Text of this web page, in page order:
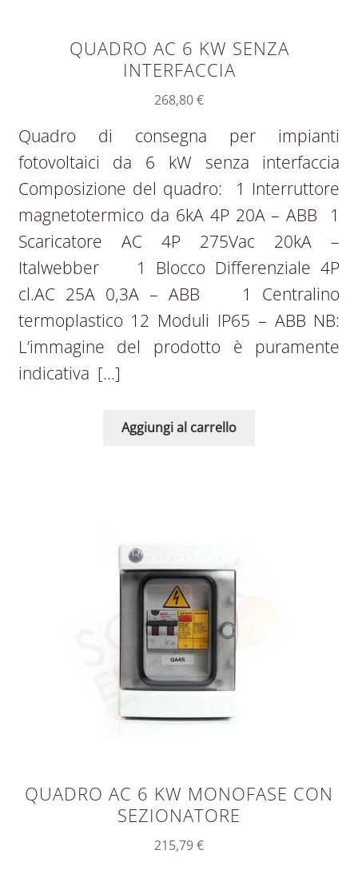
QUADRO AC 6 KW SENZA
INTERFACCIA
268,80€
Quadro di consegna per impianti
fotovoltaici da 6 kW senza interfaccia
Composizione del quadro: 1 Interruttore
magnetotermico da 6kA 4P 20A – ABB 1
Scaricatore AC 4P 275Vac 20kA –
Italwebber 1 Blocco Differenziale 4P
cl.AC 25A 0,3A – ABB  1 Centralino
termoplastico 12 Moduli IP65 – ABB NB:
L’immagine del prodotto è puramente
indicativa […]
Aggiungi al carrello
QUADRO AC 6 KW MONOFASE CON
SEZIONATORE
215,79€